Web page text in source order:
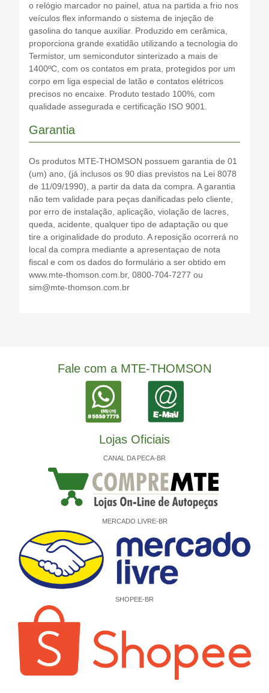
o relógio marcador no painel, atua na partida a frio nos
veículos flex informando o sistema de injeção de
gasolina do tanque auxiliar. Produzido em cerâmica,
proporciona grande exatidão utilizando a tecnologia do
Termistor, um semicondutor sinterizado a mais de
1400ºC, com os contatos em prata, protegidos por um
corpo em liga especial de latão e contatos elétricos
precisos no encaixe. Produto testado 100%, com
qualidade assegurada e certificação ISO 9001.
Garantia
Os produtos MTE-THOMSON possuem garantia de 01
(um) ano, (já inclusos os 90 dias previstos na Lei 8078
de 11/09/1990), a partir da data da compra. A garantia
não tem validade para peças danificadas pelo cliente,
por erro de instalação, aplicação, violação de lacres,
queda, acidente, qualquer tipo de adaptação ou que
tire a originalidade do produto. A reposição ocorrerá no
local da compra mediante a apresentaçao de nota
fiscal e com os dados do formulário a ser obtido em
www.mte-thomson.com.br, 0800-704-7277 ou
sim@mte-thomson.com.br
Fale com a MTE-THOMSON
Lojas Oficiais
CANAL DA PECA-BR
MERCADO LIVRE-BR
SHOPEE-BR